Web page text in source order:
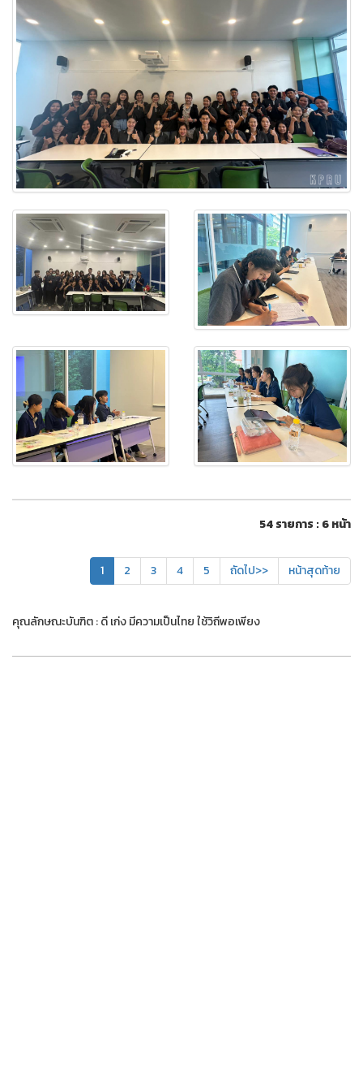
54 รายการ : 6 หน้า
1 2 3 4 5 ถัดไป>> หน้าสุดท้าย
คุณลักษณะบันฑิต : ดี เก่ง มีความเป็นไทย ใช้วิถีพอเพียง